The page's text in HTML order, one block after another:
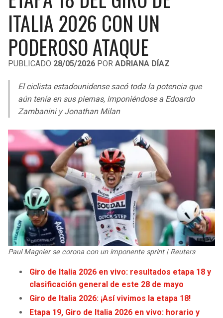
LIGA DE EXPANSIÓN MX
LEAGUES CUP
UEFA EUROPA LEAGUE
UEFA CONFERENCE LEAGUE
MLS
COPA SUDAMERICANA
LIGA BETPLAY
OTRAS LIGAS
RAIDERS
CHARGERS
BENGALS
BROWNS
STEELERS
TEXANS
COLTS
JAGUARS
TITANS
COWBOYS
GIANTS
CAVALIERS
PISTONS
BUCKS
HAWKS
HORNETS
MAGIC
WIZARDS
WARRIORS
CLIPPERS
LAKERS
ITALIA 2026 CON UN
PODEROSO ATAQUE
PUBLICADO 28/05/2026 POR ADRIANA DÍAZ
El ciclista estadounidense sacó toda la potencia que
aún tenía en sus piernas, imponiéndose a Edoardo
Zambanini y Jonathan Milan
Paul Magnier se corona con un imponente sprint | Reuters
Giro de Italia 2026 en vivo: resultados etapa 18 y
clasificación general de este 28 de mayo
Giro de Italia 2026: ¡Así vivimos la etapa 18!
Etapa 19, Giro de Italia 2026 en vivo: horario y